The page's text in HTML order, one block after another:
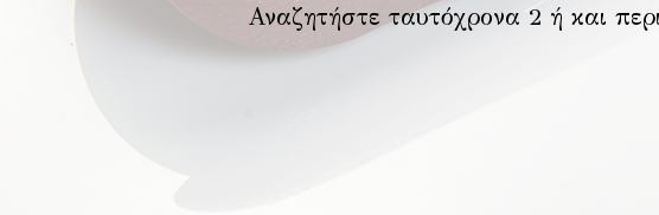
Αναζητήστε ταυτόχρονα 2 ή και